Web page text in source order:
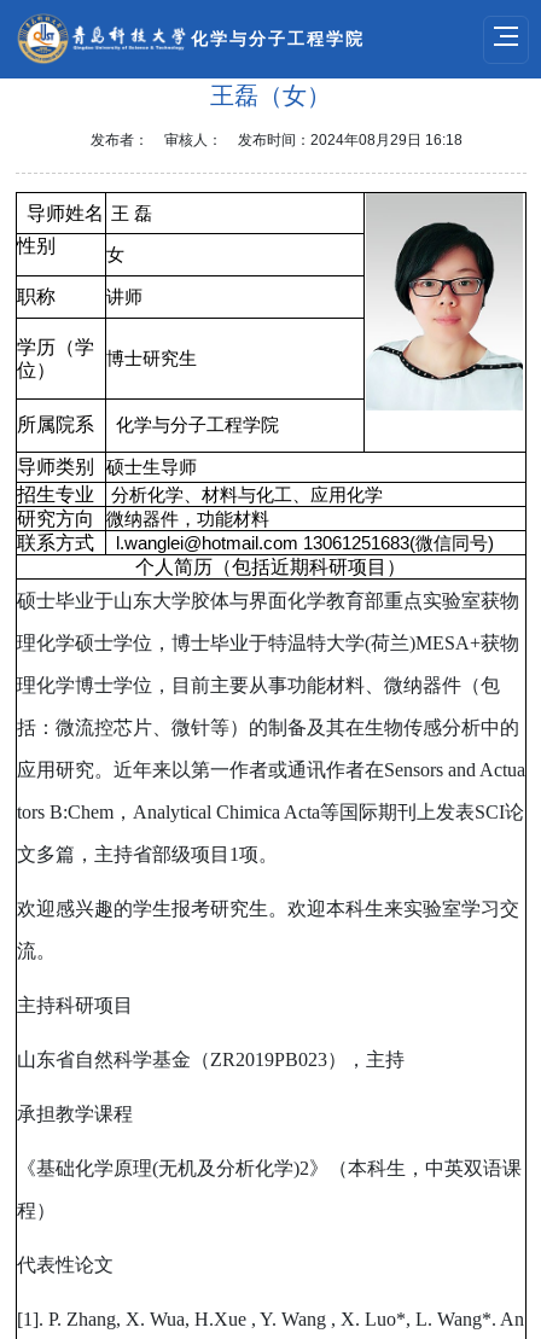
化学与分子工程学院
王磊（女）
发布者： 审核人： 发布时间：2024年08月29日 16:18
导师姓名 王 磊
性别 女
职称 讲师
学历（学
位）
博士研究生
所属院系 化学与分子工程学院
导师类别 硕士生导师
招生专业 分析化学、材料与化工、应用化学
研究方向 微纳器件，功能材料
联系方式 l.wanglei@hotmail.com 13061251683(微信同号)
个人简历（包括近期科研项目）
硕士毕业于山东大学胶体与界面化学教育部重点实验室获物
理化学硕士学位，博士毕业于特温特大学(荷兰)MESA+获物
理化学博士学位，目前主要从事功能材料、微纳器件（包
括：微流控芯片、微针等）的制备及其在生物传感分析中的
应用研究。近年来以第一作者或通讯作者在Sensors and Actua
tors B:Chem， Analytical Chimica Acta等国际期刊上发表SCI论
文多篇，主持省部级项目 1项。
欢迎感兴趣的学生报考研究生。欢迎本科生来实验室学习交
流。
主持科研项目
山东省自然科学基金（ZR2019PB023），主持
承担教学课程
《基础化学原理(无机及分析化学)2》（本科生，中英双语课
程）
代表性论文
[1]. P. Zhang, X. Wua, H.Xue , Y. Wang , X. Luo*, L. Wang*. An